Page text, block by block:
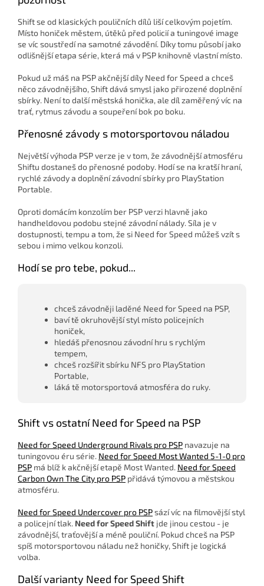
Shift se od klasických pouličních dílů liší celkovým pojetím.
Místo honiček městem, útěků před policií a tuningové image
se víc soustředí na samotné závodění. Díky tomu působí jako
odlišnější etapa série, která má v PSP knihovně vlastní místo.
Pokud už máš na PSP akčnější díly Need for Speed a chceš
něco závodnějšího, Shift dává smysl jako přirozené doplnění
sbírky. Není to další městská honička, ale díl zaměřený víc na
trať, rytmus závodu a soupeření bok po boku.
Přenosné závody s motorsportovou náladou
Největší výhoda PSP verze je v tom, že závodnější atmosféru
Shiftu dostaneš do přenosné podoby. Hodí se na kratší hraní,
rychlé závody a doplnění závodní sbírky pro PlayStation
Portable.
Oproti domácím konzolím ber PSP verzi hlavně jako
handheldovou podobu stejné závodní nálady. Síla je v
dostupnosti, tempu a tom, že si Need for Speed můžeš vzít s
sebou i mimo velkou konzoli.
Hodí se pro tebe, pokud...
chceš závodněji laděné Need for Speed na PSP,
baví tě okruhovější styl místo policejních
honiček,
hledáš přenosnou závodní hru s rychlým
tempem,
chceš rozšířit sbírku NFS pro PlayStation
Portable,
láká tě motorsportová atmosféra do ruky.
Shift vs ostatní Need for Speed na PSP
Need for Speed Underground Rivals pro PSP navazuje na
tuningovou éru série. Need for Speed Most Wanted 5-1-0 pro
PSP má blíž k akčnější etapě Most Wanted. Need for Speed
Carbon Own The City pro PSP přidává týmovou a městskou
atmosféru.
Need for Speed Undercover pro PSPsází víc na filmovější styl
a policejní tlak. Need for Speed Shift jde jinou cestou - je
závodnější, traťovější a méně pouliční. Pokud chceš na PSP
spíš motorsportovou náladu než honičky, Shift je logická
volba.
Další varianty Need for Speed Shift